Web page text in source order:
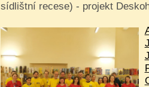
sídlištní recese) - projekt